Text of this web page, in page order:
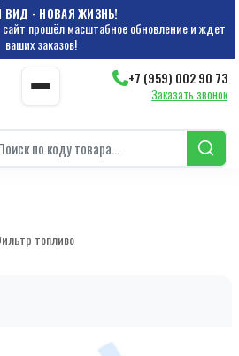
- НОВАЯ ЖИЗНЬ!
прошёл масштабное обновление и ждет
ваших заказов!
+7 (959) 002 90 73
Заказать звонок
топливо